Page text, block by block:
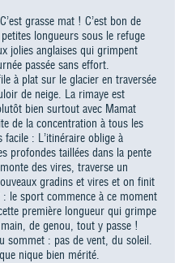
grasse mat ! C’est bon de
longueurs sous le refuge
jolies anglaises qui grimpent
passée sans effort.
à plat sur le glacier en traversée
de neige. La rimaye est
bien surtout avec Mamat
de la concentration à tous les
: L’itinéraire oblige à
profondes taillées dans la pente
des vires, traverse un
gradins et vires et on finit
le sport commence à ce moment
première longueur qui grimpe
de genou, tout y passe !
sommet : pas de vent, du soleil.
nique bien mérité.